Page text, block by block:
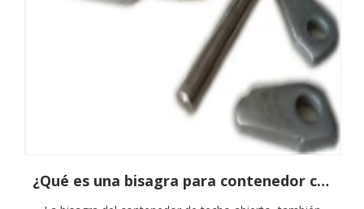
¿Qué es una bisagra para contenedor con parte superior abierta?